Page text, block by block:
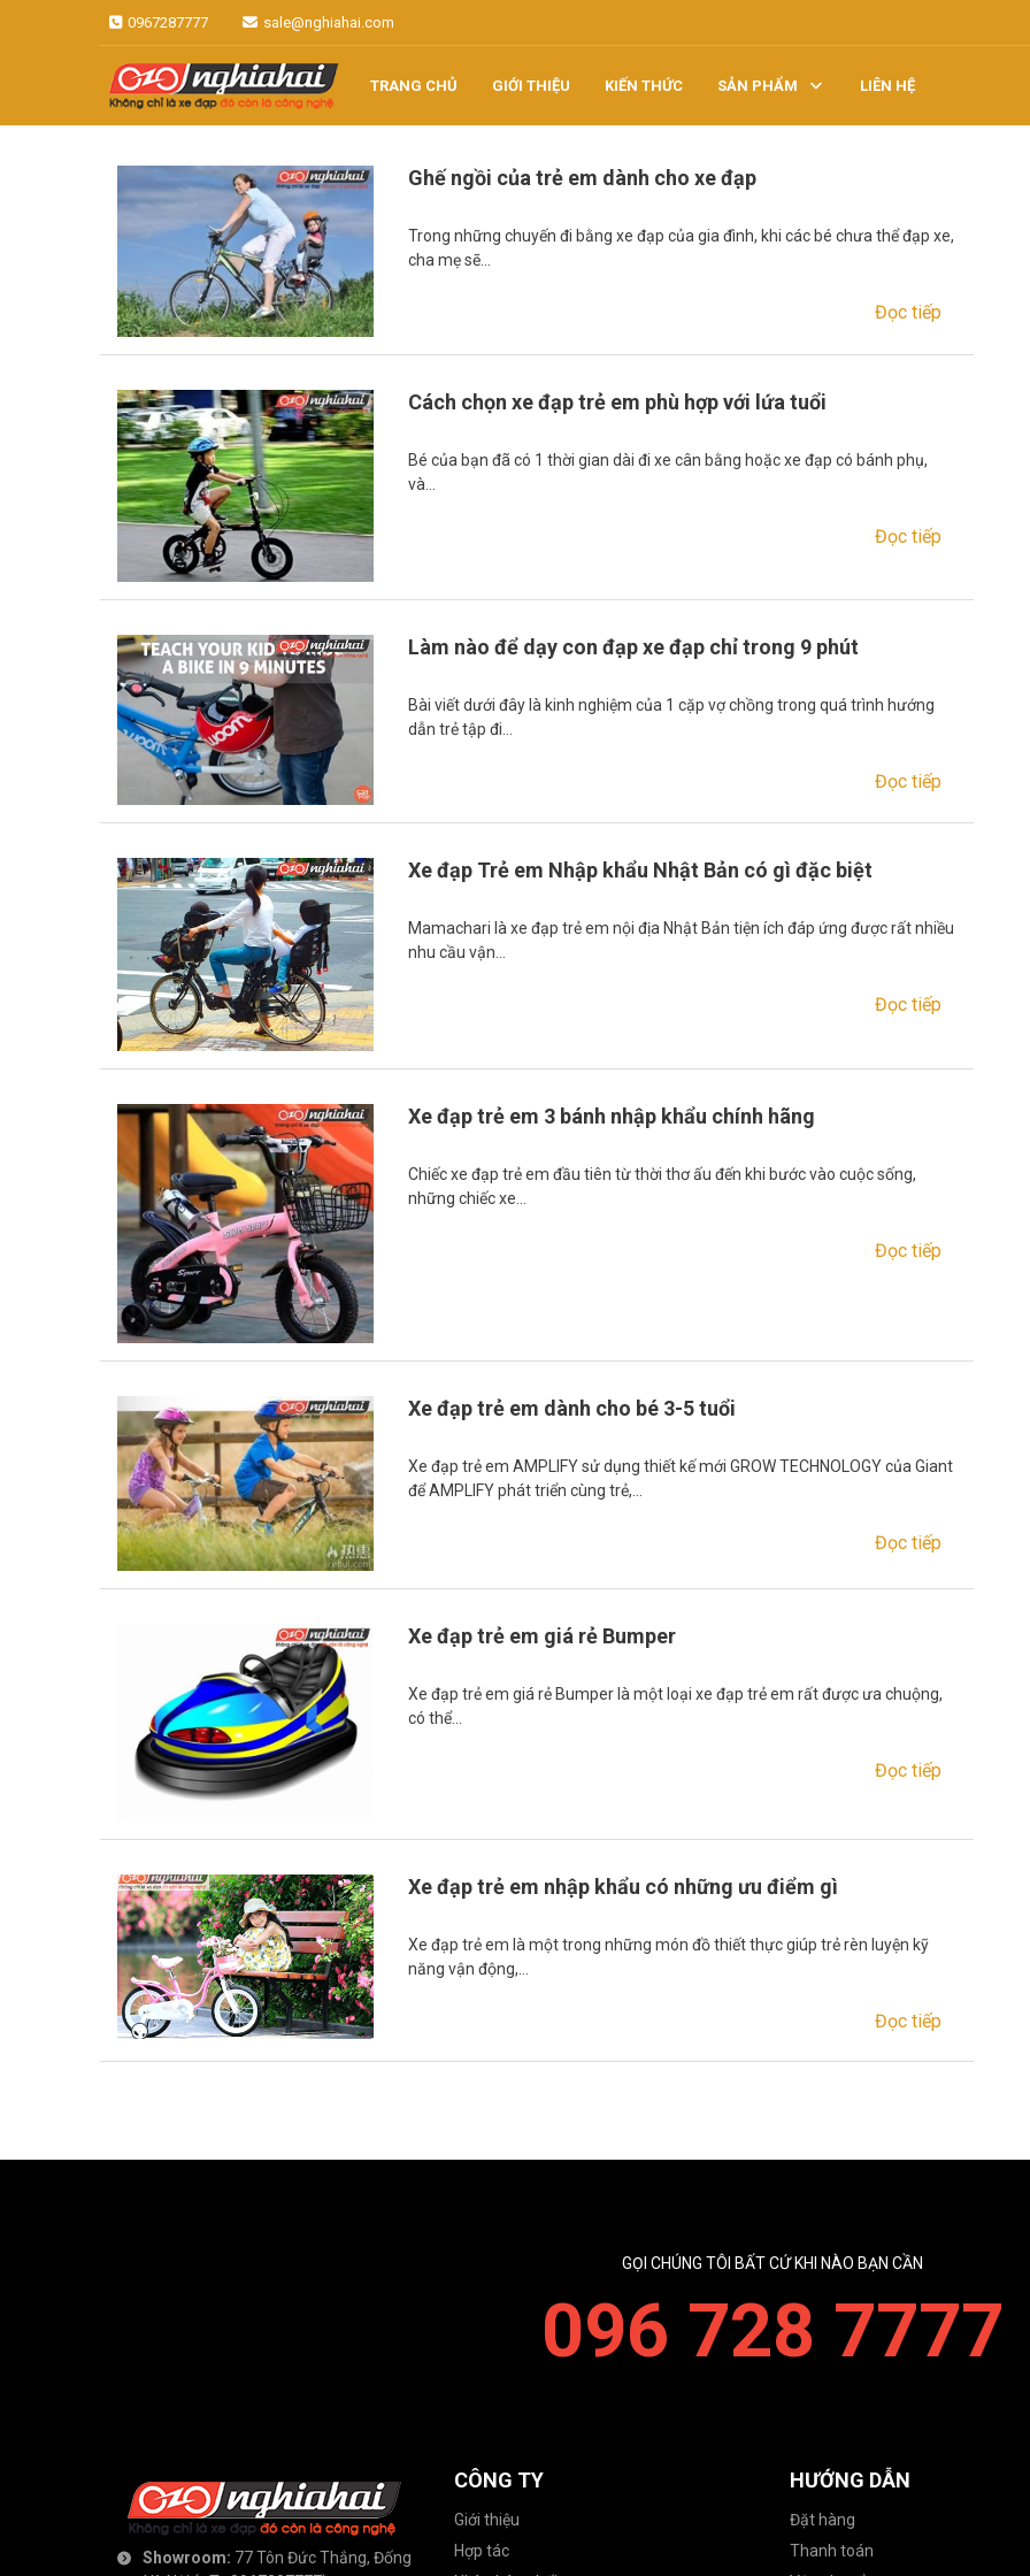
0967287777 sale@nghiahai.com
Nghĩa Hải
Không chỉ là xe đạp, đó còn là
TRANG CHỦ GIỚI THIỆU KIẾN THỨC SẢN PHẨM LIÊN HỆ
Ghế ngồi của trẻ em dành cho xe đạp
Trong những chuyến đi bằng xe đạp của gia đình, khi các bé chưa thể đạp xe,
cha mẹ sẽ…
Đọc tiếp
Cách chọn xe đạp trẻ em phù hợp với lứa tuổi
Bé của bạn đã có 1 thời gian dài đi xe cân bằng hoặc xe đạp có bánh phụ,
và…
Đọc tiếp
Làm nào để dạy con đạp xe đạp chỉ trong 9 phút
Bài viết dưới đây là kinh nghiệm của 1 cặp vợ chồng trong quá trình hướng
dẫn trẻ tập đi…
Đọc tiếp
Xe đạp Trẻ em Nhập khẩu Nhật Bản có gì đặc biệt
Mamachari là xe đạp trẻ em nội địa Nhật Bản tiện ích đáp ứng được rất nhiều
nhu cầu vận…
Đọc tiếp
Xe đạp trẻ em 3 bánh nhập khẩu chính hãng
Chiếc xe đạp trẻ em đầu tiên từ thời thơ ấu đến khi bước vào cuộc sống,
những chiếc xe…
Đọc tiếp
Xe đạp trẻ em dành cho bé 3-5 tuổi
Xe đạp trẻ em AMPLIFY sử dụng thiết kế mới GROW TECHNOLOGY của Giant
để AMPLIFY phát triển cùng trẻ,…
Đọc tiếp
Xe đạp trẻ em giá rẻ Bumper
Xe đạp trẻ em giá rẻ Bumper là một loại xe đạp trẻ em rất được ưa chuộng,
có thể…
Đọc tiếp
Xe đạp trẻ em nhập khẩu có những ưu điểm gì
Xe đạp trẻ em là một trong những món đồ thiết thực giúp trẻ rèn luyện kỹ
năng vận động,…
Đọc tiếp
GỌI CHÚNG TÔI BẤT CỨ KHI NÀO BẠN CẦN
096 728 7777
Showroom: 77 Tôn Đức Thắng, Đống
CÔNG TY
Giới thiệu
Hợp tác
HƯỚNG DẪN
Đặt hàng
Thanh toán